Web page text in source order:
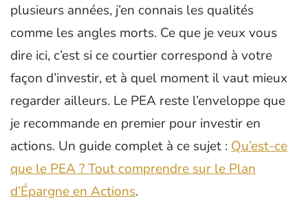
plusieurs années, j’en connais les qualités
comme les angles morts. Ce que je veux vous
dire ici, c’est si ce courtier correspond à votre
façon d’investir, et à quel moment il vaut mieux
regarder ailleurs. Le PEA reste l’enveloppe que
je recommande en premier pour investir en
actions. Un guide complet à ce sujet : Qu’est-ce
que le PEA ? Tout comprendre sur le Plan
d’Épargne en Actions.